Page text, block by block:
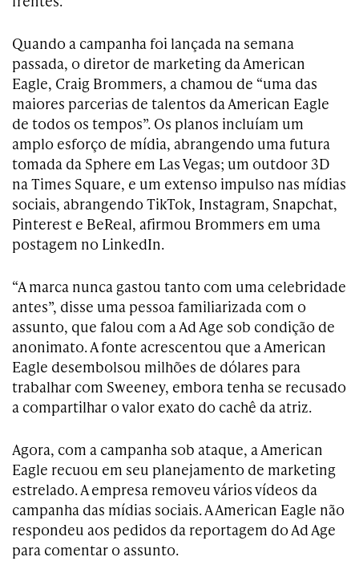
Quando a campanha foi lançada na semana
passada, o diretor de marketing da American
Eagle, Craig Brommers, a chamou de “uma das
maiores parcerias de talentos da American Eagle
de todos os tempos”. Os planos incluíam um
amplo esforço de mídia, abrangendo uma futura
tomada da Sphere em Las Vegas; um outdoor 3D
na Times Square, e um extenso impulso nas mídias
sociais, abrangendo TikTok, Instagram, Snapchat,
Pinterest e BeReal, afirmou Brommers em uma
postagem no LinkedIn.
“A marca nunca gastou tanto com uma celebridade
antes”, disse uma pessoa familiarizada com o
assunto, que falou com a Ad Age sob condição de
anonimato. A fonte acrescentou que a American
Eagle desembolsou milhões de dólares para
trabalhar com Sweeney, embora tenha se recusado
a compartilhar o valor exato do cachê da atriz.
Agora, com a campanha sob ataque, a American
Eagle recuou em seu planejamento de marketing
estrelado. A empresa removeu vários vídeos da
campanha das mídias sociais. A American Eagle não
respondeu aos pedidos da reportagem do Ad Age
para comentar o assunto.